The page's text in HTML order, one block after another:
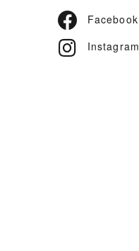
Facebook
Instagram